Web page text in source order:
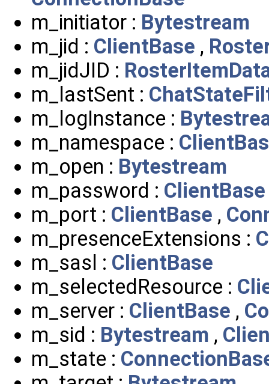
m_initiator : Bytestream
m_jid : ClientBase ,
m_jidJID :
m_lastSent :
m_logInstance :
m_namespace :
m_open : Bytestream
m_password : ClientBase
m_port : ClientBase ,
m_presenceExtensions :
m_sasl : ClientBase
m_selectedResource :
m_server : ClientBase ,
m_sid : Bytestream ,
m_state :